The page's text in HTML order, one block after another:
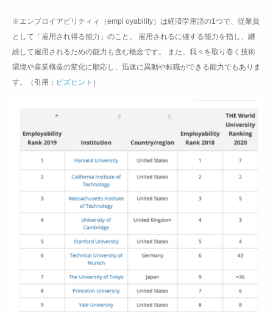
※エンプロイアビリティィ（empl oyability）は経済学用語の1つで、従業員
として「雇用され得る能力」のこと。 雇用されるに値する能力を指し、継
続して雇用されるための能力も含む概念です。 また、我々を取り巻く技術
環境や産業構造の変化に順応し、迅速に異動や転職ができる能力でもありま
す。（引用： ビズヒント ）